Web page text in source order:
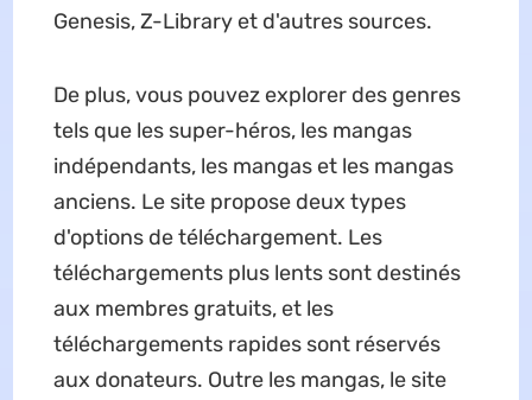
Genesis, Z-Library et d'autres sources.
De plus, vous pouvez explorer des genres
tels que les super-héros, les mangas
indépendants, les mangas et les mangas
anciens. Le site propose deux types
d'options de téléchargement. Les
téléchargements plus lents sont destinés
aux membres gratuits, et les
téléchargements rapides sont réservés
aux donateurs. Outre les mangas, le site